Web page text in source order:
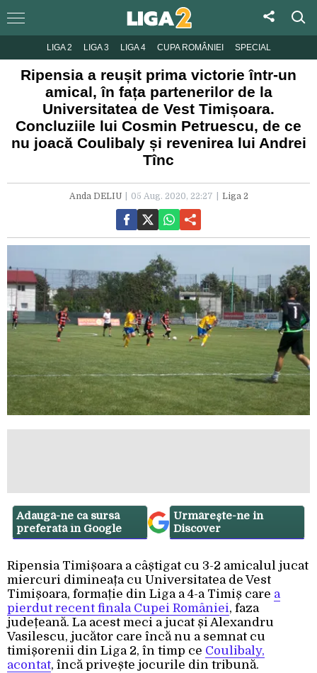
LIGA 2 LIGA 3 LIGA 4 CUPA ROMÂNIEI SPECIAL
Ripensia a reușit prima victorie într-un
amical, în fața partenerilor de la
Universitatea de Vest Timișoara.
Concluziile lui Cosmin Petruescu, de ce
nu joacă Coulibaly și revenirea lui Andrei
Tînc
Anda DELIU 05 Aug. 2020, 22:27 Liga 2
Adaugă-ne ca sursă
preferată în Google
Urmărește-ne in
Discover
Ripensia Timișoara a câștigat cu 3-2 amicalul jucat
miercuri dimineața cu Universitatea de Vest
Timișoara, formație din Liga a 4-a Timiș care a
pierdut recent finala Cupei României, faza
județeană. La acest meci a jucat și Alexandru
Vasilescu, jucător care încă nu a semnat cu
timișorenii din Liga 2, în timp ce Coulibaly,
acontat, încă privește jocurile din tribună.